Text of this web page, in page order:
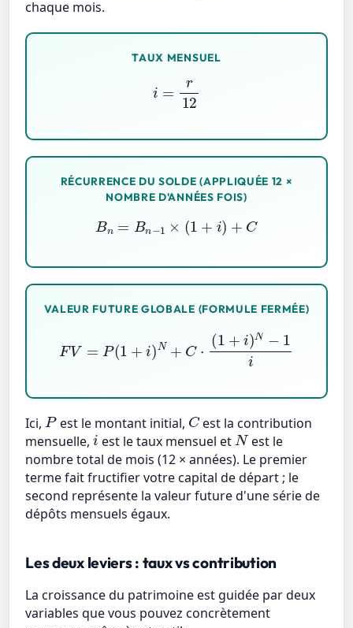
chaque mois.
TAUX MENSUEL
12
RÉCURRENCE DU SOLDE (APPLIQUÉE 12 ×
NOMBRE D'ANNÉES FOIS)
Bn =B −1 ×(1 + )+ C
VALEUR FUTURE GLOBALE (FORMULE FERMÉE)
+i) N −1i
Ici,Pest le montant initial, C est la contribution
mensuelle,i est le taux mensuel et N est le
nombre total de mois (12 × années). Le premier
terme fait fructifier votre capital de départ ; le
second représente la valeur future d'une série de
dépôts mensuels égaux.
Les deux leviers : taux vs contribution
La croissance du patrimoine est guidée par deux
variables que vous pouvez concrètement